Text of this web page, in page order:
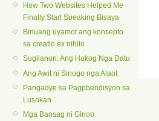
How Two Websites Helped Me
Finally Start Speaking Bisaya
Binuang uyamot ang konsepto
sa creatio ex nihilo
Sugilanon: Ang Hakog Nga Datu
Ang Awit ni Sinogo nga Alaot
Pangadye sa Pagpbendisyon sa
Lusokan
Mga Bansag ni Ginoo